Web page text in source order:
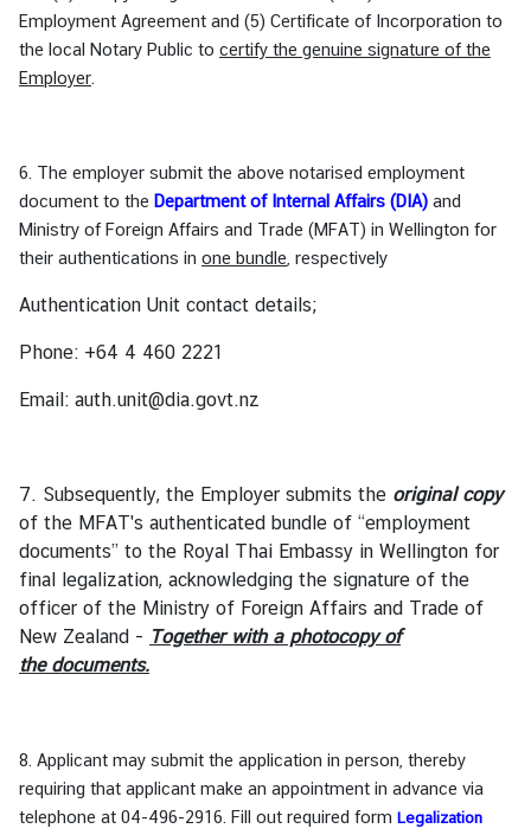
Employment Agreement and (5) Certificate of Incorporation to
the local Notary Public to certify the genuine signature of the
Employer
6. The employer submit the above notarised employment
document to the Department of Internal Affairs (DIA) and
Ministry of Foreign Affairs and Trade (MFAT) in Wellington for
their authentications in one bundle , respectively
Authentication Unit contact details;
Phone: +64 4 460 2221
Email: auth.unit@dia.govt.nz
7. Subsequently, the Employer submits the original copy
of the MFAT's authenticated bundle of “employment
documents” to the Royal Thai Embassy in Wellington for
final legalization, acknowledging the signature of the
officer of the Ministry of Foreign Affairs and Trade of
New Zealand - Together with a photocopy of
thedocuments.
8. Applicant may submit the application in person, thereby
requiring that applicant make an appointment in advance via
telephone at 04-496-2916. Fill out required form Legalization